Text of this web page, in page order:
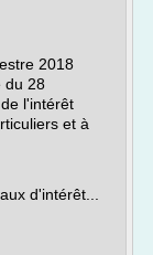
2018
du 28
l'intérêt
et à
d'intérêt...